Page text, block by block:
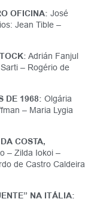
OFICINA: José
Jean Tible –
Adrián Fanjul
– Rogério de
DE 1968: Olgária
– Maria Lygia
COSTA,
– Zilda Iokoi –
de Castro Caldeira
NA ITÁLIA: